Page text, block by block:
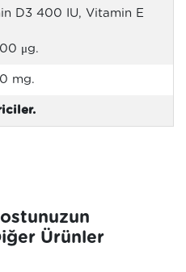
D3 400 IU, Vitamin E
μg.
mg.
Ürünler